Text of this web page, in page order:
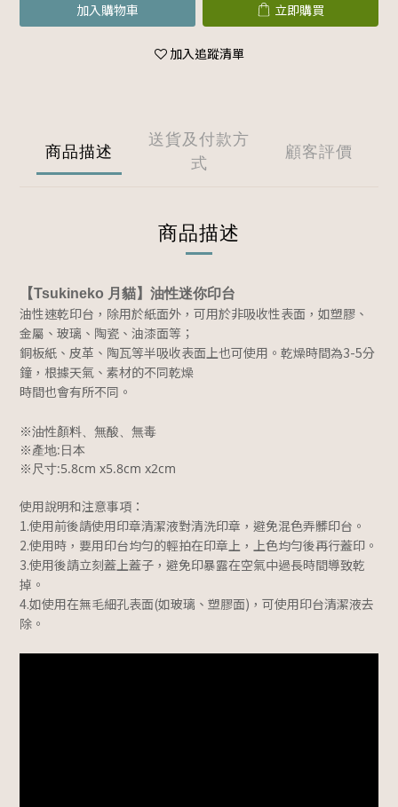
加入購物車 立即購買
加入追蹤清單
商品描述
送貨及付款方
式
顧客評價
商品描述
【Tsukineko 月貓】油性迷你印台
油性速乾印台，除用於紙面外，可用於非吸收性表面，如塑膠、
金屬、玻璃、陶瓷、油漆面等；
銅板紙、皮革、陶瓦等半吸收表面上也可使用。乾燥時間為3-5分
鐘，根據天氣、素材的不同乾燥
時間也會有所不同。
※油性顏料、無酸、無毒
※產地:日本
※尺寸:5.8cm x5.8cm x2cm
使用說明和注意事項：
1.使用前後請使用印章清潔液對清洗印章，避免混色弄髒印台。
2.使用時，要用印台均勻的輕拍在印章上，上色均勻後再行蓋印。
3.使用後請立刻蓋上蓋子，避免印暴露在空氣中過長時間導致乾
掉。
4.如使用在無毛細孔表面(如玻璃、塑膠面)，可使用印台清潔液去
除。